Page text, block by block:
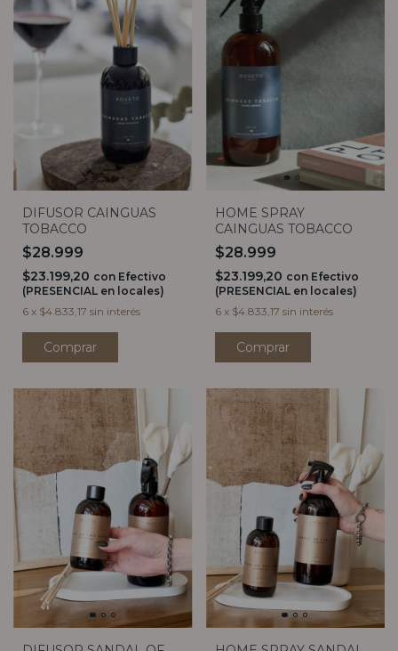
DIFUSOR CAINGUAS
TOBACCO
$28.999
$23.199,20 con Efectivo
(PRESENCIAL en locales)
6 x $4.833,17 sin interés
HOME SPRAY
CAINGUAS TOBACCO
$28.999
$23.199,20 con Efectivo
(PRESENCIAL en locales)
6 x $4.833,17 sin interés